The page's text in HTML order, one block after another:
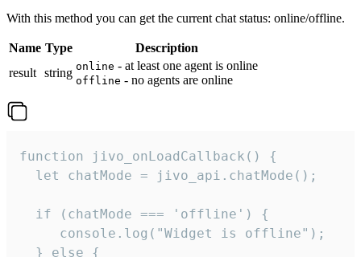
With this method you can get the current chat status: online/offline.
Name Type
Description
result string online - at least one agent is online
offline - no agents are online
function jivo_onLoadCallback() {
  let chatMode = jivo_api.chatMode();
  if (chatMode === 'offline') {
     console.log("Widget is offline");
  } else {